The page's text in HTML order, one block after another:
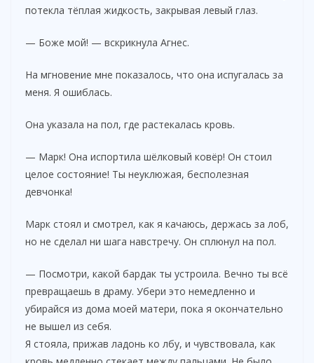
потекла тёплая жидкость, закрывая левый глаз.
— Боже мой! — вскрикнула Агнес.
На мгновение мне показалось, что она испугалась за
меня. Я ошиблась.
Она указала на пол, где растекалась кровь.
— Марк! Она испортила шёлковый ковёр! Он стоил
целое состояние! Ты неуклюжая, бесполезная
девчонка!
Марк стоял и смотрел, как я качаюсь, держась за лоб,
но не сделал ни шага навстречу. Он сплюнул на пол.
— Посмотри, какой бардак ты устроила. Вечно ты всё
превращаешь в драму. Убери это немедленно и
убирайся из дома моей матери, пока я окончательно
не вышел из себя.
Я стояла, прижав ладонь ко лбу, и чувствовала, как